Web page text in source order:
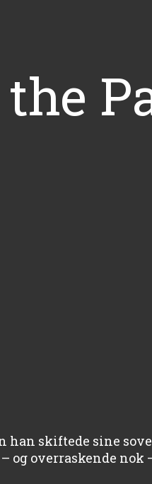
skiftede sine
og overraskende